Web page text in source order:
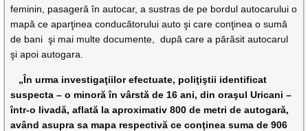
feminin, pasageră în autocar, a sustras de pe bordul autocarului o
mapă ce aparţinea conducătorului auto şi care conţinea o sumă
de bani şi mai multe documente, după care a părăsit autocarul
şi apoi autogara.
„În urma investigaţiilor efectuate, poliţiştii identificat
suspecta – o minoră în vârstă de 16 ani, din oraşul Uricani –
într-o livadă, aflată la aproximativ 800 de metri de autogară,
având asupra sa mapa respectivă ce conţinea suma de 906